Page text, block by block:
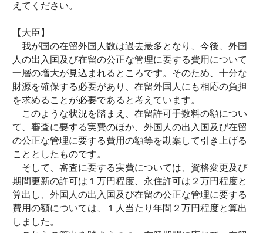
えてください。
【大臣】
我が国の在留外国人数は過去最多となり、今後、外国
人の出入国及び在留の公正な管理に要する費用について
一層の増大が見込まれるところです。そのため、十分な
財源を確保する必要があり、在留外国人にも相応の負担
を求めることが必要であると考えています。
このような状況を踏まえ、在留許可手数料の額につい
て、審査に要する実費のほか、外国人の出入国及び在留
の公正な管理に要する費用の額等を勘案して引き上げる
こととしたものです。
そして、審査に要する実費については、資格変更及び
期間更新の許可は１万円程度、永住許可は２万円程度と
算出し、外国人の出入国及び在留の公正な管理に要する
費用の額については、１人当たり年間２万円程度と算出
しました。